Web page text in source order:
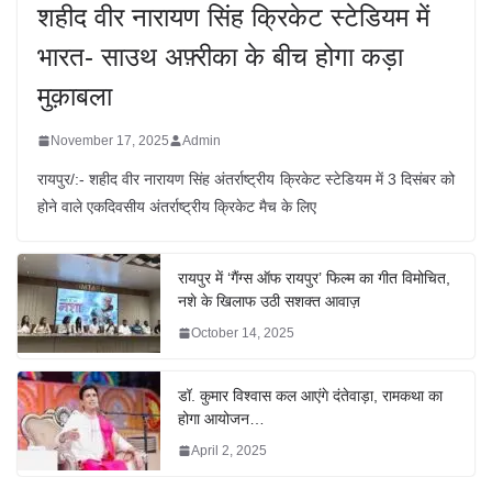
शहीद वीर नारायण सिंह क्रिकेट स्टेडियम में
भारत- साउथ अफ़्रीका के बीच होगा कड़ा
मुक़ाबला
November 17, 2025 Admin
रायपुर/:- शहीद वीर नारायण सिंह अंतर्राष्ट्रीय क्रिकेट स्टेडियम में 3 दिसंबर को
होने वाले एकदिवसीय अंतर्राष्ट्रीय क्रिकेट मैच के लिए
रायपुर में ‘गैंग्स ऑफ रायपुर’ फिल्म का गीत विमोचित,
नशे के खिलाफ उठी सशक्त आवाज़
October 14, 2025
डॉ. कुमार विश्वास कल आएंगे दंतेवाड़ा, रामकथा का
होगा आयोजन…
April 2, 2025